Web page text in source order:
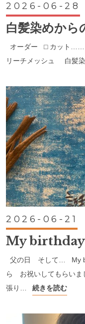
2026-06-28
白髪染めから
オーダー ⬜︎ カット
リーチメッシュ 白髪
2026-06-21
My birthday
父の日 そして… My
ら お祝いしてもらいま
張り…
続きを読む